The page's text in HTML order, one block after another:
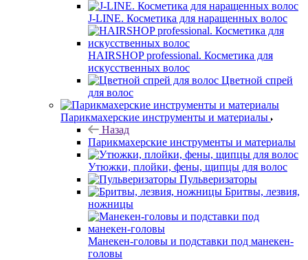
J-LINE. Косметика для наращенных волос
HAIRSHOP professional. Косметика для
искусственных волос
Цветной спрей
для волос
Парикмахерские инструменты и материалы
Назад
Парикмахерские инструменты и материалы
Утюжки, плойки, фены, щипцы для волос
Пульверизаторы
Бритвы, лезвия,
ножницы
Манекен-головы и подставки под манекен-
головы